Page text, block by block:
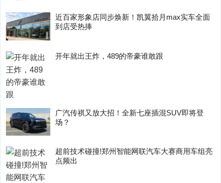
近百家形象店同步焕新！凯翼拾月max实车全面
到店受热捧
开年就出王炸，489的帝豪谁敢跟
广汽传祺又放大招！全新七座插混SUV即将登
场？
超前技术碰撞!郑州智能网联汽车大赛商用车组亮
点频出